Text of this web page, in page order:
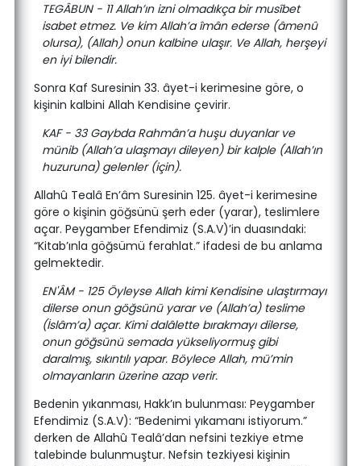
TEGÂBUN - 11 Allah’ın izni olmadıkça bir musîbet
isabet etmez. Ve kim Allah’a îmân ederse (âmenû
olursa), (Allah) onun kalbine ulaşır. Ve Allah, herşeyi
en iyi bilendir.
Sonra Kaf Suresinin 33. âyet-i kerimesine göre, o
kişinin kalbini Allah Kendisine çevirir.
KAF - 33 Gaybda Rahmân’a huşu duyanlar ve
münib (Allah’a ulaşmayı dileyen) bir kalple (Allah’ın
huzuruna) gelenler (için).
Allahû Tealâ En’âm Suresinin 125. âyet-i kerimesine
göre o kişinin göğsünü şerh eder (yarar), teslimlere
açar. Peygamber Efendimiz (S.A.V)’in duasındaki:
“Kitab’ınla göğsümü ferahlat.” ifadesi de bu anlama
gelmektedir.
EN'ÂM - 125 Öyleyse Allah kimi Kendisine ulaştırmayı
dilerse onun göğsünü yarar ve (Allah’a) teslime
(İslâm’a) açar. Kimi dalâlette bırakmayı dilerse,
onun göğsünü semada yükseliyormuş gibi
daralmış, sıkıntılı yapar. Böylece Allah, mü’min
olmayanların üzerine azap verir.
Bedenin yıkanması, Hakk’ın bulunması: Peygamber
Efendimiz (S.A.V): “Bedenimi yıkamanı istiyorum.”
derken de Allahû Tealâ’dan nefsini tezkiye etme
talebinde bulunmuştur. Nefsin tezkiyesi kişinin